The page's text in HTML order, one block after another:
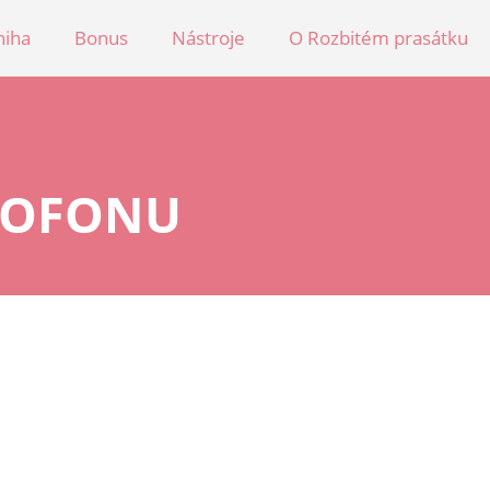
Bonus Nástroje O Rozbitém prasátku